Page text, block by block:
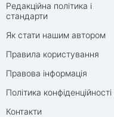
Редакційна політика і
стандарти
Як стати нашим автором
Правила користування
Правова інформація
Політика конфіденційності
Контакти